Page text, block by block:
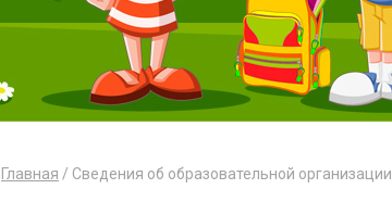
Главная Сведения об образовательной организации